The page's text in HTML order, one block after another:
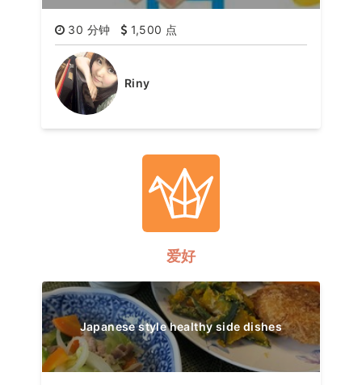
30 分钟 1,500 点
Riny
爱好
Japanese style healthy side dishes